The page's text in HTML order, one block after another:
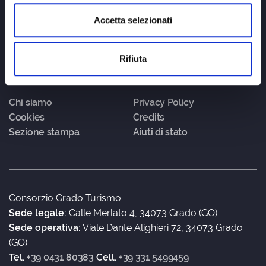
Accetta selezionati
Rifiuta
Chi siamo
Privacy Policy
Cookies
Credits
Sezione stampa
Aiuti di stato
Consorzio Grado Turismo
Sede legale: Calle Merlato 4, 34073 Grado (GO)
Sede operativa: Viale Dante Alighieri 72, 34073 Grado
(GO)
Tel. +39 0431 80383 Cell. +39 331 5499459